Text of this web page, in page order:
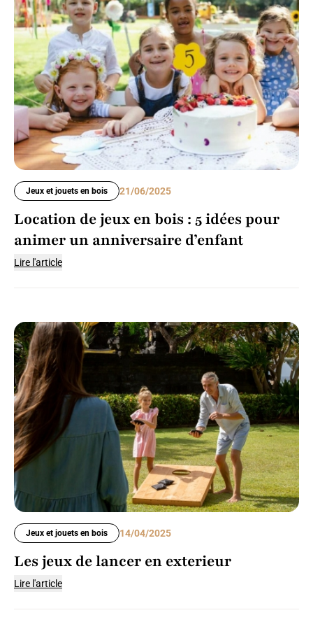
Jeux et jouets en bois 21/06/2025
Location de jeux en bois : 5 idées pour
animer un anniversaire d’enfant
Lire l'article
Jeux et jouets en bois 14/04/2025
Les jeux de lancer en exterieur
Lire l'article